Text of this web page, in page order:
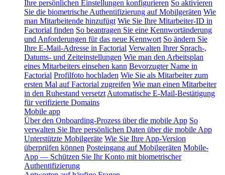
Ihre persönlichen Einstellungen konfigurieren So aktivieren
Sie die biometrische Authentifizierung auf Mobilgeräten Wie
man Mitarbeitende hinzufügt Wie Sie Ihre Mitarbeiter-ID in
Factorial finden So beantragen Sie eine Kennwortänderung
und Anforderungen für das neue Kennwort So ändern Sie
Ihre E-Mail-Adresse in Factorial Verwalten Ihrer Sprach-,
Datums- und Zeiteinstellungen Wie man den Arbeitsplan
eines Mitarbeiters einsehen kann Bevorzugter Name in
Factorial Profilfoto hochladen Wie Sie als Mitarbeiter zum
ersten Mal auf Factorial zugreifen Wie man einen Mitarbeiter
in den Ruhestand versetzt Automatische E-Mail-Bestätigung
für verifizierte Domains
Mobile app
Über den Onboarding-Prozess über die mobile App So
verwalten Sie Ihre persönlichen Daten über die mobile App
Unterstützte Mobilgeräte Wie Sie Ihre App-Version
überprüfen können Posteingang auf Mobilgeräten Mobile-
App — Schützen Sie Ihr Konto mit biometrischer
Authentifizierung